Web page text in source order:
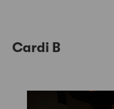
Cardi B